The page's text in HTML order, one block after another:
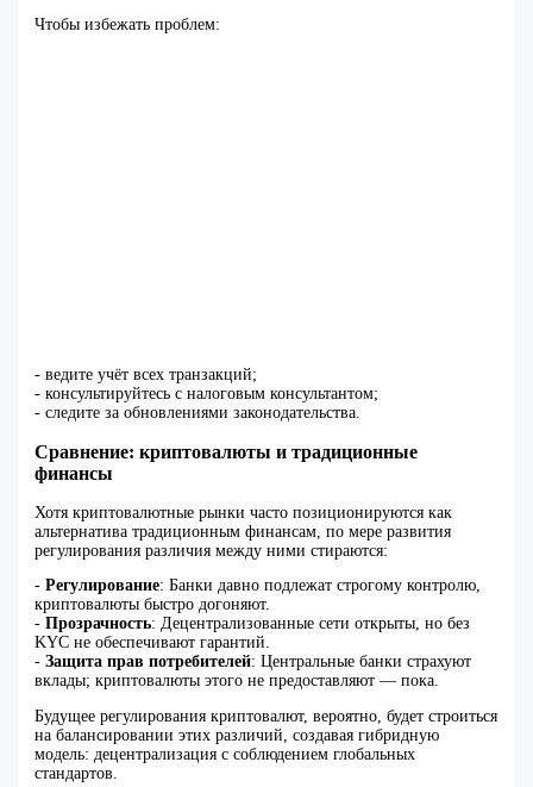
Чтобы избежать проблем:
- ведите учёт всех транзакций;
- консультируйтесь с налоговым консультантом;
- следите за обновлениями законодательства.
Сравнение: криптовалюты и традиционные
финансы
Хотя криптовалютные рынки часто позиционируются как
альтернатива традиционным финансам, по мере развития
регулирования различия между ними стираются:
-Регулирование: Банки давно подлежат строгому контролю,
криптовалюты быстро догоняют.
-Прозрачность: Децентрализованные сети открыты, но без
KYC не обеспечивают гарантий.
-Защита прав потребителей: Центральные банки страхуют
вклады; криптовалюты этого не предоставляют — пока.
Будущее регулирования криптовалют, вероятно, будет строиться
на балансировании этих различий, создавая гибридную
модель: децентрализация с соблюдением глобальных
стандартов.